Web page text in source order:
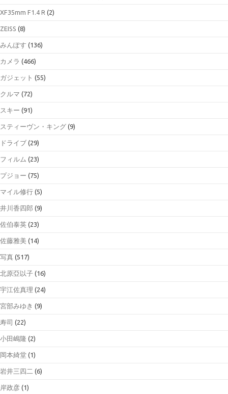
XF35mm F1.4 R (2)
ZEISS (8)
みんぽす (136)
カメラ (466)
ガジェット (55)
クルマ (72)
スキー (91)
スティーヴン・キング (9)
ドライブ (29)
フィルム (23)
プジョー (75)
マイル修行 (5)
井川香四郎 (9)
佐伯泰英 (23)
佐藤雅美 (14)
写真 (517)
北原亞以子 (16)
宇江佐真理 (24)
宮部みゆき (9)
寿司 (22)
小田嶋隆 (2)
岡本綺堂 (1)
岩井三四二 (6)
岸政彦 (1)